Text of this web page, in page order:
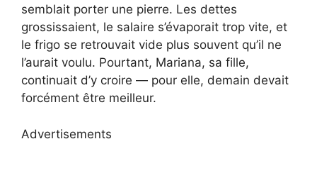
semblait porter une pierre. Les dettes
grossissaient, le salaire s’évaporait trop vite, et
le frigo se retrouvait vide plus souvent qu’il ne
l’aurait voulu. Pourtant, Mariana, sa fille,
continuait d’y croire — pour elle, demain devait
forcément être meilleur.
Advertisements